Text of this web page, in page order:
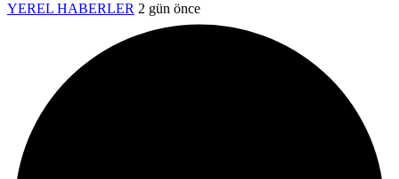
YEREL HABERLER 2 gün önce